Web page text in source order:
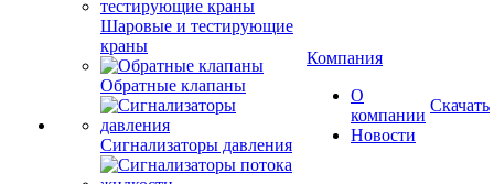
Шаровые и тестирующие
краны
Обратные клапаны
Сигнализаторы давления
Компания
О
компании
Новости
Скачать